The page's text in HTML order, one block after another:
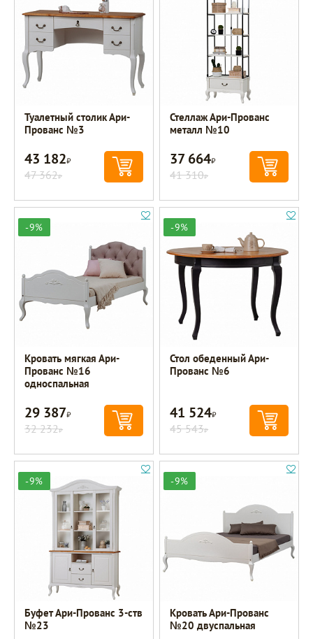
Туалетный столик Ари-
Прованс №3
43 182Р
47 362Р
Стеллаж Ари-Прованс
металл №10
37 664Р
41 310Р
-9%
Кровать мягкая Ари-
Прованс №16
односпальная
29 387Р
32 232Р
-9%
Стол обеденный Ари-
Прованс №6
41 524Р
45 543Р
-9%
Буфет Ари-Прованс 3-ств
№23
-9%
Кровать Ари-Прованс
№20 двуспальная